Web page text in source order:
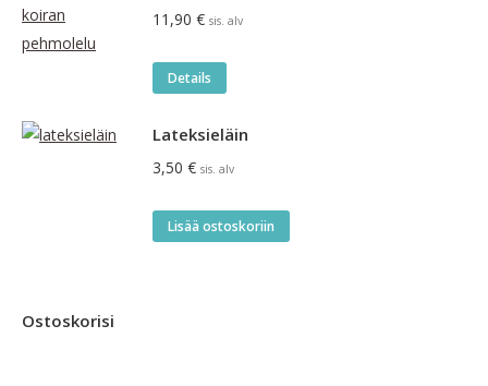
11,90 € sis. alv
Details
Lateksieläin
3,50 € sis. alv
Lisää ostoskoriin
Ostoskorisi